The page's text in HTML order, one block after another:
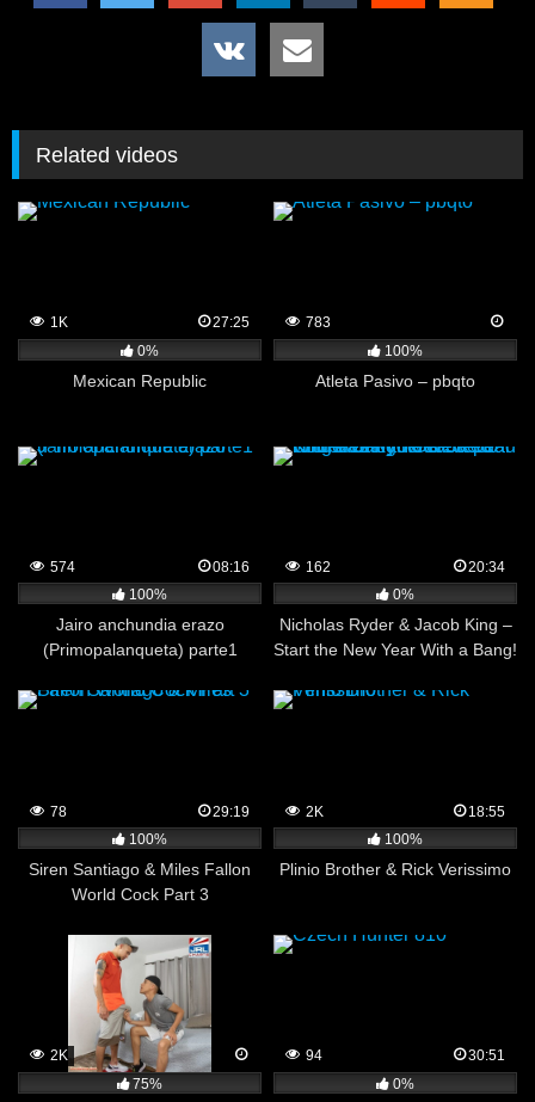
Related videos
1K
27:25
0%
Mexican Republic
783
100%
Atleta Pasivo – pbqto
574
08:16
100%
Jairo anchundia erazo
(Primopalanqueta) parte1
162
20:34
0%
Nicholas Ryder & Jacob King –
Start the New Year With a Bang!
Pounded by Your Stepdad
78
29:19
100%
Siren Santiago & Miles Fallon
World Cock Part 3
2K
18:55
100%
Plinio Brother & Rick Verissimo
2K
75%
94
30:51
0%